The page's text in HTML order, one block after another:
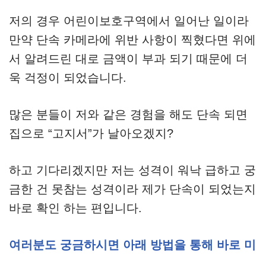
저의 경우 어린이보호구역에서 일어난 일이라
만약 단속 카메라에 위반 사항이 찍혔다면 위에
서 알려드린 대로 금액이 부과 되기 때문에 더
욱 걱정이 되었습니다.
많은 분들이 저와 같은 경험을 해도 단속 되면
집으로 “고지서”가 날아오겠지?
하고 기다리겠지만 저는 성격이 워낙 급하고 궁
금한 건 못참는 성격이라 제가 단속이 되었는지
바로 확인 하는 편입니다.
여러분도 궁금하시면 아래 방법을 통해 바로 미